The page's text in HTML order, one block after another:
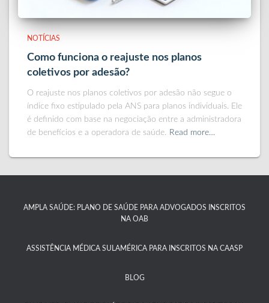
NOTÍCIAS
Como funciona o reajuste nos planos
coletivos por adesão?
O reajuste nos planos coletivos por adesão não segue o
índice fixo estipulado pela ANS para planos individuais. Ele
é definido com base na negociação entre a administradora
de benefícios e a operadora de saúde. Read more…
AMPLA SAÚDE: PLANO DE SAÚDE PARA ADVOGADOS INSCRITOS
NA OAB
ASSISTÊNCIA MÉDICA SULAMÉRICA PARA INSCRITOS NA CAASP​
BLOG